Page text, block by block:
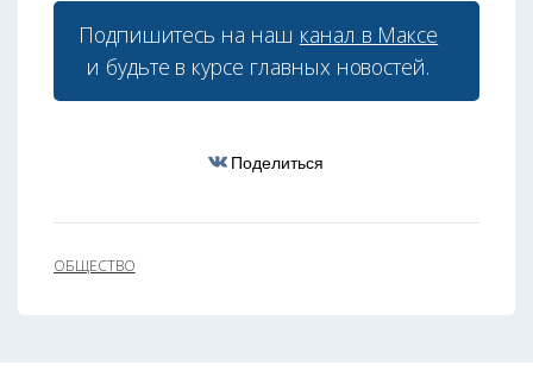
Подпишитесь на наш канал в Максе
и будьте в курсе главных новостей.
Поделиться
ОБЩЕСТВО